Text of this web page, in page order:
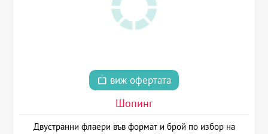
виж офертата
Шопинг
Двустранни флаери във формат и брой по избор на